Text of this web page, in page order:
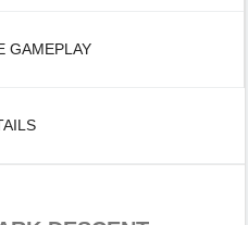
GAMEPLAY